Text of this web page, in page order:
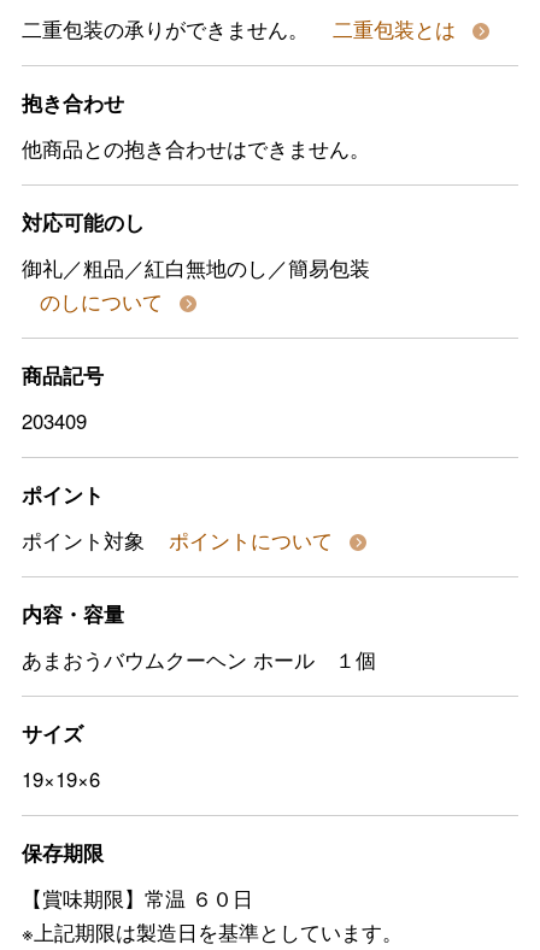
二重包装の承りができません。 二重包装とは
抱き合わせ
他商品との抱き合わせはできません。
対応可能のし
御礼／粗品／紅白無地のし／簡易包装
のしについて
商品記号
203409
ポイント
ポイント対象
ポイントについて
内容・容量
あまおうバウムクーヘン ホール １個
サイズ
19×19×6
保存期限
【賞味期限】常温 ６０日
※上記期限は製造日を基準としています。